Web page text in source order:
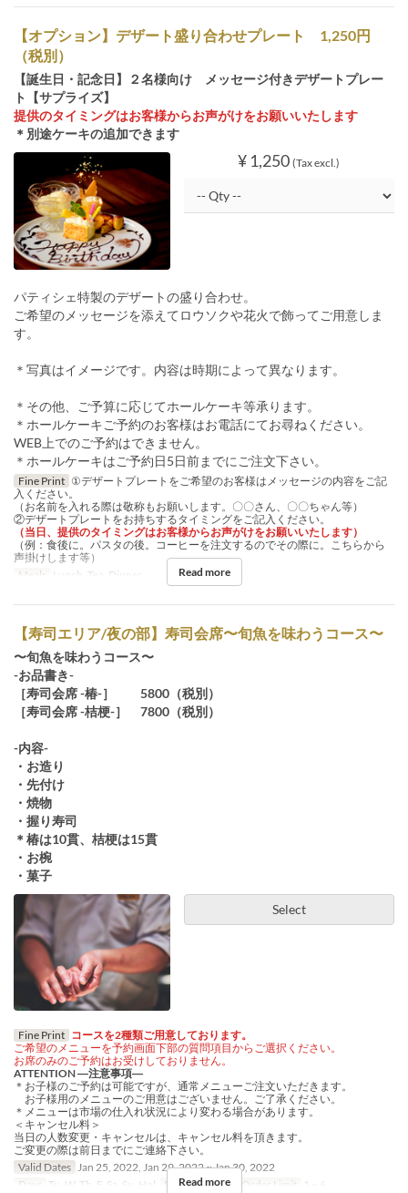
【オプション】デザート盛り合わせプレート 1,250円
（税別）
【誕生日・記念日】２名様向け メッセージ付きデザートプレー
ト【サプライズ】
提供のタイミングはお客様からお声がけをお願いいたします
＊別途ケーキの追加できます
¥ 1,250 (Tax excl.)
パティシェ特製のデザートの盛り合わせ。
ご希望のメッセージを添えてロウソクや花火で飾ってご用意しま
す。
＊写真はイメージです。内容は時期によって異なります。
＊その他、ご予算に応じてホールケーキ等承ります。
＊ホールケーキご予約のお客様はお電話にてお尋ねください。
WEB上でのご予約はできません。
＊ホールケーキはご予約日5日前までにご注文下さい。
Fine Print ①デザートプレートをご希望のお客様はメッセージの内容をご記
入ください。
（お名前を入れる際は敬称もお願いします。〇〇さん、〇〇ちゃん等）
②デザートプレートをお持ちするタイミングをご記入ください。
（当日、提供のタイミングはお客様からお声がけをお願いいたします）
（例：食後に。パスタの後。コーヒーを注文するのでその際に。こちらから
声掛けします等）
Meals
Lunch, Tea, Dinner Read more
【寿司エリア/夜の部】寿司会席〜旬魚を味わうコース〜
〜旬魚を味わうコース〜
-お品書き-
［寿司会席 -椿-］ 5800（税別）
［寿司会席 -桔梗-］ 7800（税別）
-内容-
・お造り
・先付け
・焼物
・握り寿司
＊椿は10貫、桔梗は15貫
・お椀
・菓子
Select
Fine Print コースを2種類ご用意しております。
ご希望のメニューを予約画面下部の質問項目からご選択ください。
お席のみのご予約はお受けしておりません。
ATTENTION ―注意事項―
＊お子様のご予約は可能ですが、通常メニューご注文いただきます。
お子様用のメニューのご用意はございません。ご了承ください。
＊メニューは市場の仕入れ状況により変わる場合があります。
＜キャンセル料＞
当日の人数変更・キャンセルは、キャンセル料を頂きます。
ご変更の際は前日までにご連絡下さい。
Valid Dates Jan 25, 2022, Jan 29, 2022 ~ Jan 30, 2022
Days
Tu, W, Th, F, Sa, Su, Hol Meals Dinner Order Limit 1 ~ 6
Read more